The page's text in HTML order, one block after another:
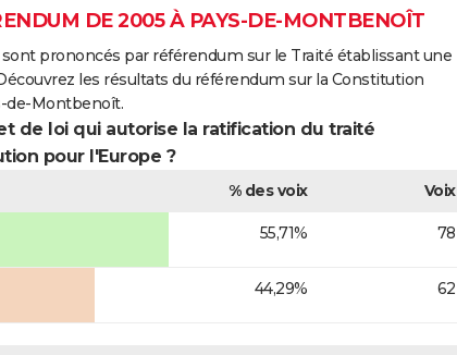
DE 2005 À PAYS-DE-MONTBENOÎT
sont prononcés par référendum sur le Traité établissant une
les résultats du référendum sur la Constitution
de-Montbenoît.
de loi qui autorise la ratification du traité
pour l'Europe ?
% des voix
Voix
55,71% 78
44,29% 62